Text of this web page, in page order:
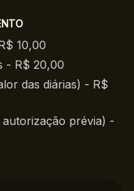
10,00
- R$ 20,00
das diárias) - R$
prévia) -